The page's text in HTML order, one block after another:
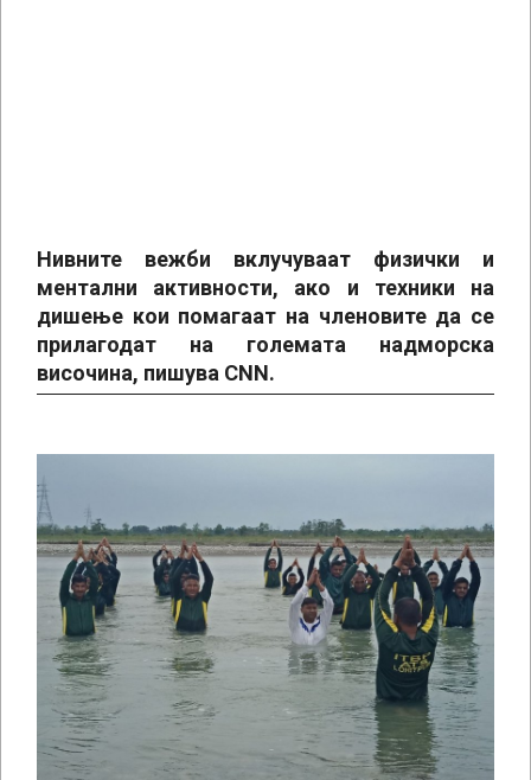
Нивните вежби вклучуваат физички и
ментални активности, ако и техники на
дишење кои помагаат на членовите да се
прилагодат на големата надморска
височина, пишува CNN.